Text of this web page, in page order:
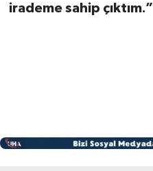
irademe sahip çıktım.”